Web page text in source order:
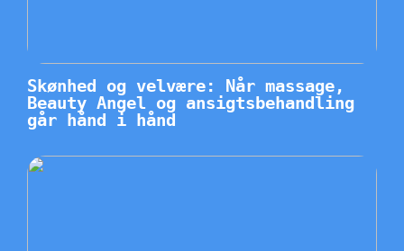
Skønhed og velvære: Når massage,
Beauty Angel og ansigtsbehandling
går hånd i hånd